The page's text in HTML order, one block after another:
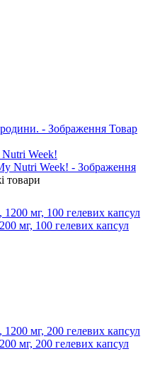
Товар
Week!
товари
мг, 100 гелевих капсул
мг, 200 гелевих капсул